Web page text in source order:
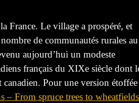
la France. Le village a prospéré, et
de communautés rurales au
aujourd’hui un modeste
français du XIXe siècle dont
Pour une version étoffée
– From spruce trees to wheatfields